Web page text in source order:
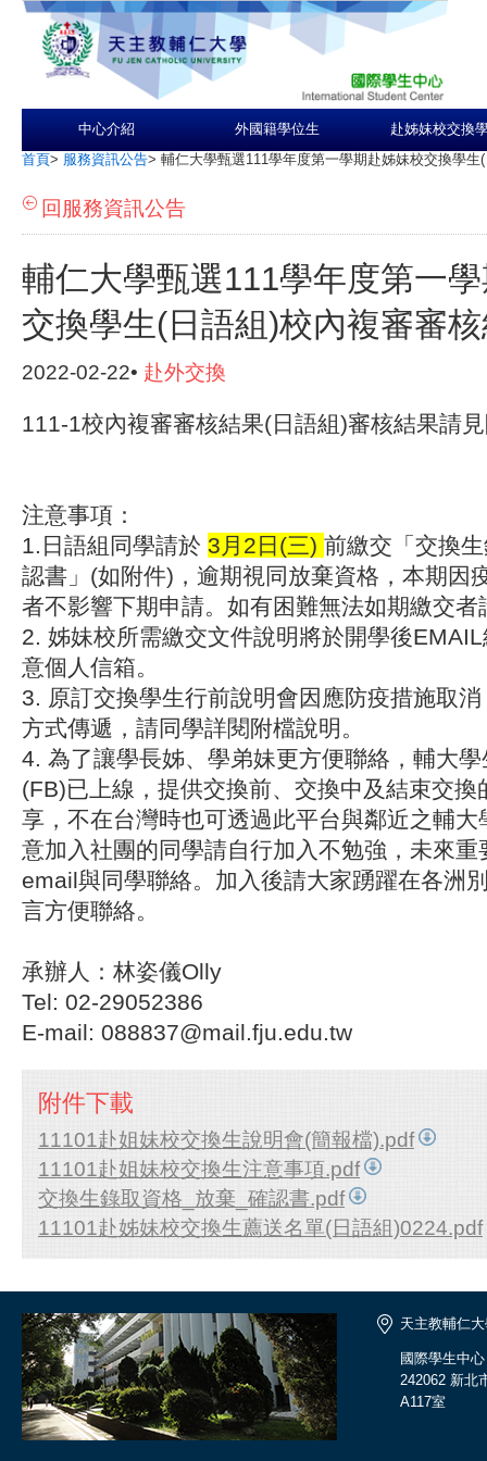
中心介紹 外國籍學位生 赴姊妹校交換
首頁> 服務資訊公告> 輔仁大學甄選111學年度第一學期赴姊妹校交換學生
回服務資訊公告
輔仁大學甄選111學年度第一
交換學生(日語組)校內複審審
2022-02-22• 赴外交換
111-1校內複審審核結果(日語組)審核結果請
注意事項：
1.日語組同學請於 3 月2日(三) 前繳交「交換
認書」(如附件)，逾期視同放棄資格，本期因
者不影響下期申請。如有困難無法如期繳交者
2. 姊妹校所需繳交文件說明將於開學後
意個人信箱。
3. 原訂交換學生行前說明會因應防疫措施取
方式傳遞，請同學詳閱附檔說明。
4. 為了讓學長姊、學弟妹更方便聯絡，輔大
(FB)已上線，提供交換前、交換中及結束交換
享，不在台灣時也可透過此平台與鄰近之輔大
意加入社團的同學請自行加入不勉強，未來重
email與同學聯絡。加入後請大家踴躍在各洲
言方便聯絡。
承辦人：林姿儀Olly
Tel: 02-29052386
E-mail: 088837@mail.fju.edu.tw
附件下載
11101赴姐妹校交換生說明會(簡報檔).pdf
11101赴姐妹校交換生注意事項.pdf
交換生錄取資格_放棄_確認書.pdf
11101赴姊妹校交換生薦送名單(日語組)0224.pdf
天主教輔仁
國際學生中心
242062 新北
A117室